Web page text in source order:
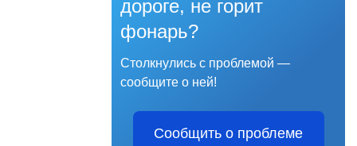
дороге, не горит
фонарь?
Столкнулись с проблемой —
сообщите о ней!
Сообщить о проблеме